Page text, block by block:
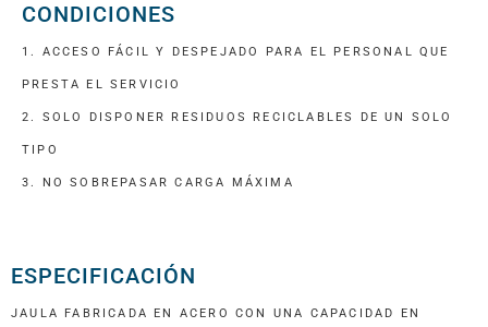
CONDICIONES
1. ACCESO FÁCIL Y DESPEJADO PARA EL PERSONAL QUE
PRESTA EL SERVICIO
2. SOLO DISPONER RESIDUOS RECICLABLES DE UN SOLO
TIPO
3. NO SOBREPASAR CARGA MÁXIMA
ESPECIFICACIÓN
JAULA FABRICADA EN ACERO CON UNA CAPACIDAD EN